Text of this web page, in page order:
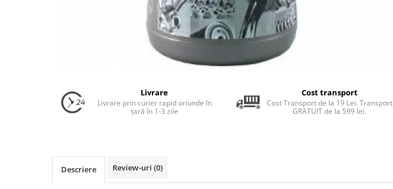
Lichide Frână Autoturisme
Lichide Pentru Punți și Universale
Livrare
Livrare prin curier rapid oriunde în
țară în 1-3 zile
Cost transport
Cost Transport de la 19 Lei. Transport
GRATUIT de la 599 lei.
Descriere Review-uri (0)